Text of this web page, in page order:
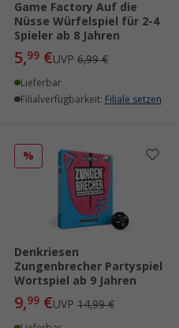
Game Factory Auf die
Nüsse Würfelspiel für 2-4
Spieler ab 8 Jahren
5,99 €UVP 6,99 €
Lieferbar
Filialverfügbarkeit: Filiale setzen
%
Denkriesen
Zungenbrecher Partyspiel
Wortspiel ab 9 Jahren
9,99 €UVP 14,99 €